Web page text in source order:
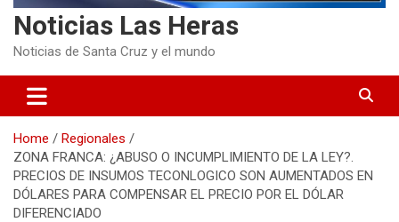
Noticias Las Heras
Noticias de Santa Cruz y el mundo
Home
Regionales
ZONA FRANCA: ¿ABUSO O INCUMPLIMIENTO DE LA LEY?.
PRECIOS DE INSUMOS TECONLOGICO SON AUMENTADOS EN
DÓLARES PARA COMPENSAR EL PRECIO POR EL DÓLAR
DIFERENCIADO